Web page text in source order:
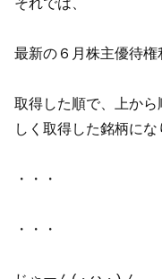
それでは、
最新の６月株主優待権
取得した順で、上か
しく取得した銘柄にな
・・・
・・・